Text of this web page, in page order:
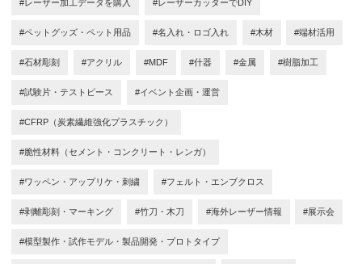
#レーザー加工データを購入 #レーザーカッターでDIY
#ペットグッズ・ペット用品 #名入れ・ロゴ入れ #木材 #端材活用
#石材彫刻 #アクリル #MDF #什器 #金属 #樹脂加工
#試験片・テストピース #イベント企画・運営
#CFRP（炭素繊維強化プラスチック）
#脆性材料（セメント・コンクリート・レンガ）
#ワッペン・アップリケ・刺繍 #フェルト・エンブクロス
#剥離彫刻・マーキング #竹刀・木刀 #海外レーザー情報 #展示会
#模型製作・試作モデル・製品開発・プロトタイプ